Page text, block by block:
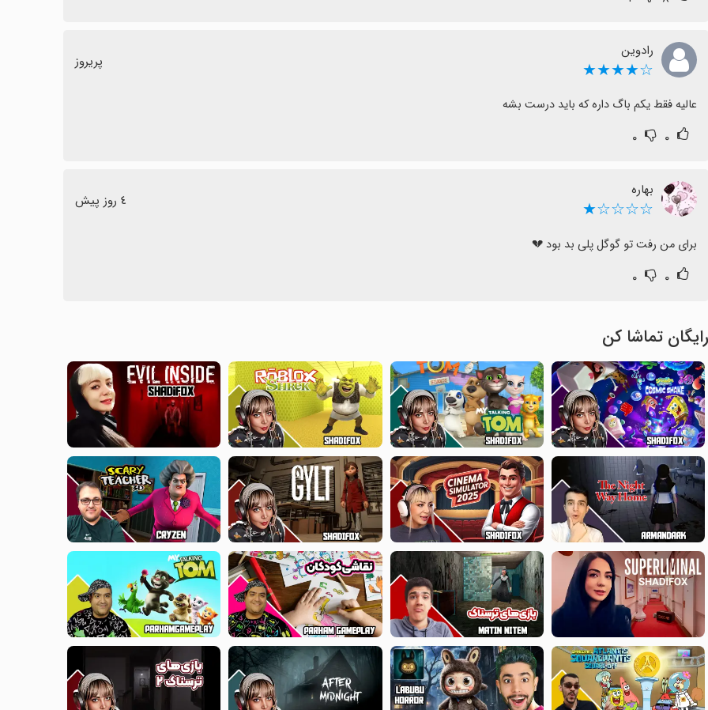
رادوین
☆★★★★ پریروز
عالیه فقط یکم باگ داره که باید درست بشه
۰ ۰
بهاره
☆☆☆☆★ ٤ روز پیش
برای من رفت تو گوگل پلی بد بود 💔
۰ ۰
رایگان تماشا کن